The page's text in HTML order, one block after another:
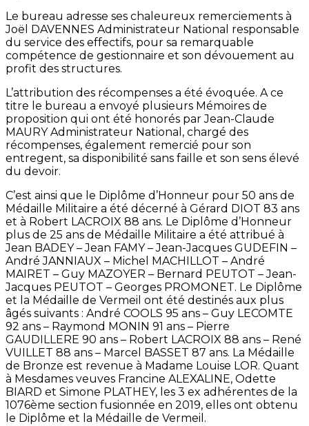
Le bureau adresse ses chaleureux remerciements à
Joël DAVENNES Administrateur National responsable
du service des effectifs, pour sa remarquable
compétence de gestionnaire et son dévouement au
profit des structures.
L’attribution des récompenses a été évoquée. A ce
titre le bureau a envoyé plusieurs Mémoires de
proposition qui ont été honorés par Jean-Claude
MAURY Administrateur National, chargé des
récompenses, également remercié pour son
entregent, sa disponibilité sans faille et son sens élevé
du devoir.
C’est ainsi que le Diplôme d’Honneur pour 50 ans de
Médaille Militaire a été décerné à Gérard DIOT 83 ans
et à Robert LACROIX 88 ans. Le Diplôme d’Honneur
plus de 25 ans de Médaille Militaire a été attribué à
Jean BADEY – Jean FAMY – Jean-Jacques GUDEFIN –
André JANNIAUX – Michel MACHILLOT – André
MAIRET – Guy MAZOYER – Bernard PEUTOT – Jean-
Jacques PEUTOT – Georges PROMONET. Le Diplôme
et la Médaille de Vermeil ont été destinés aux plus
âgés suivants : André COOLS 95 ans – Guy LECOMTE
92 ans – Raymond MONIN 91 ans – Pierre
GAUDILLERE 90 ans – Robert LACROIX 88 ans – René
VUILLET 88 ans – Marcel BASSET 87 ans. La Médaille
de Bronze est revenue à Madame Louise LOR. Quant
à Mesdames veuves Francine ALEXALINE, Odette
BIARD et Simone PLATHEY, les 3 ex adhérentes de la
1076ème section fusionnée en 2019, elles ont obtenu
le Diplôme et la Médaille de Vermeil.